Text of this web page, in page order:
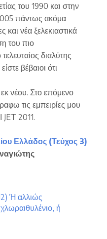
του 1990 και στην
πάντως ακόμα
και νέα ξελεκιαστικά
του πιο
διαλύτης
βέβαιοι ότι
νέου. Στο επόμενο
τις εμπειρίες μου
2011.
Ελλάδος (Τεύχος 3)